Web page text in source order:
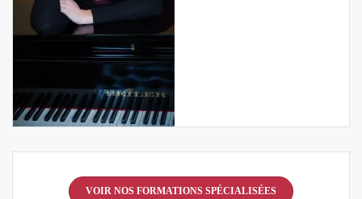
VOIR NOS FORMATIONS SPÉCIALISÉES